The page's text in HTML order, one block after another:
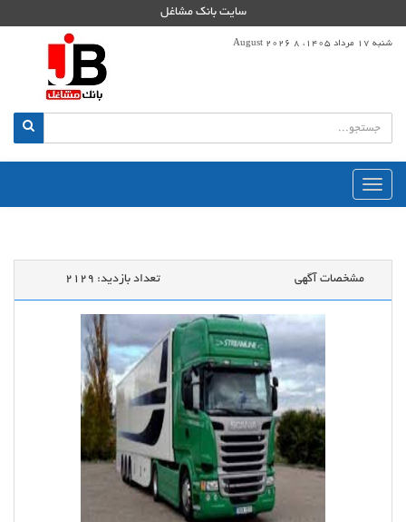
سایت بانک مشاغل
شنبه 17 مرداد 1405، 8 August 2026
منوی
اصلی
مشخصات آگهی تعداد بازدید: